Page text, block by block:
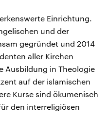
Einrichtung.
und der
gegründet und 2014
aller Kirchen
Ausbildung in Theologie
auf der islamischen
Kurse sind ökumenisch
den interreligiösen